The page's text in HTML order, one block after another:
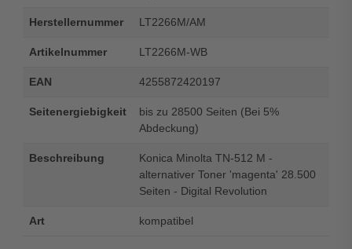
Herstellernummer LT2266M/AM
Artikelnummer LT2266M-WB
EAN 4255872420197
Seitenergiebigkeit
bis zu 28500 Seiten (Bei 5%
Abdeckung)
Beschreibung
Konica Minolta TN-512 M -
alternativer Toner 'magenta' 28.500
Seiten - Digital Revolution
Art kompatibel